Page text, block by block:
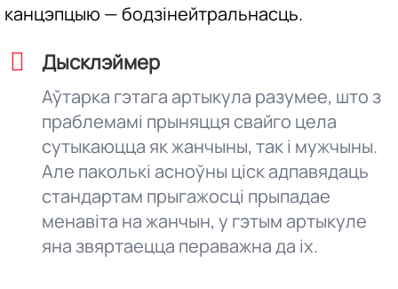
канцэпцыю — бодзінейтральнасць.
Дысклэймер
Аўтарка гэтага артыкула разумее, што з
праблемамі прыняцця свайго цела
сутыкаюцца як жанчыны, так і мужчыны.
Але паколькі асноўны ціск адпавядаць
стандартам прыгажосці прыпадае
менавіта на жанчын, у гэтым артыкуле
яна звяртаецца пераважна да іх.